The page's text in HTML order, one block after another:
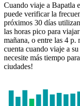
Cuando viaje a Bapatla
puede verificar la
próximos 30 días
las horas pico para
mañana, o entre las 4 p.
cuenta cuando viaje a
necesite más tiempo
ciudades!